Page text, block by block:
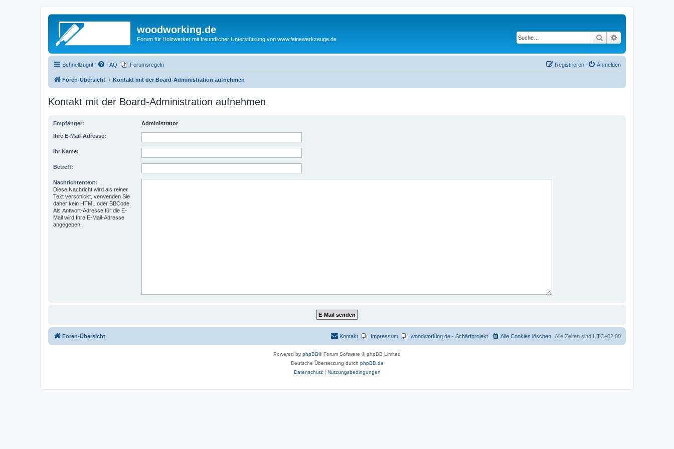
woodworking.de
Forum für Holzwerker mit freundlicher Unterstützung von www.feinewerkzeuge.de Suche
Schnellzugriff FAQ Forumsregeln Anmelden
Registrieren
Foren-Übersicht Kontakt mit der Board-Administration aufnehmen
Kontakt mit der Board-Administration aufnehmen
Empfänger: Administrator
Ihre E-Mail-Adresse:
Ihr Name:
Betreff:
Nachrichtentext:
Diese Nachricht wird als reiner
Text verschickt, verwenden Sie
daher kein HTML oder BBCode.
Als Antwort-Adresse für die E-
Mail wird Ihre E-Mail-Adresse
angegeben.
Foren-Übersicht Alle Zeiten sind UTC+02:00
Alle Cookies löschen
woodworking.de - Schärfprojekt
Impressum
Kontakt
Powered by phpBB® Forum Software © phpBB Limited
Deutsche Übersetzung durch phpBB.de
Datenschutz| Nutzungsbedingungen